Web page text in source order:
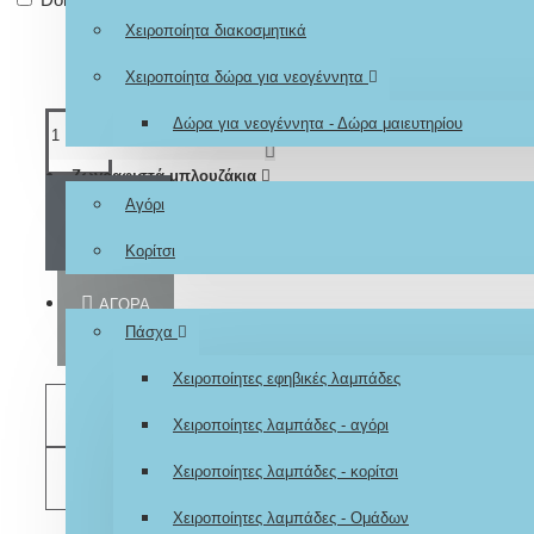
Χειροποίητα διακοσμητικά
Χειροποίητα δώρα για νεογέννητα
Δώρα για νεογέννητα - Δώρα μαιευτηρίου
Ζωγραφιστά μπλουζάκια
Αγόρι
Κορίτσι
Εποχιακά
Πάσχα
Χειροποίητες εφηβικές λαμπάδες
Χειροποίητες λαμπάδες - αγόρι
Χειροποίητες λαμπάδες - κορίτσι
Χειροποίητες λαμπάδες - Ομάδων
ΚΑΛΆΘΙ
ΑΓΟΡΆ
ΣΎΓΚΡΙΣΗ